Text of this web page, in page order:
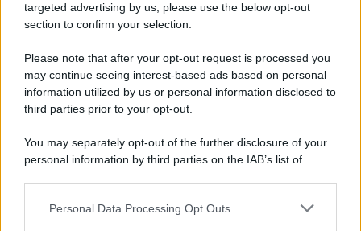
targeted advertising by us, please use the below opt-out
section to confirm your selection.
Please note that after your opt-out request is processed you
may continue seeing interest-based ads based on personal
information utilized by us or personal information disclosed to
third parties prior to your opt-out.
You may separately opt-out of the further disclosure of your
personal information by third parties on the IAB’s list of
This information may also be disclosed by us to third parties
Personal Data Processing Opt Outs
Gossip e TV è un sito di MASTE S.r.l.
viale Luigi Majno n. 21 - 20129 Milano (MI)
P.Iva 10909580960
Categorie
Gossip